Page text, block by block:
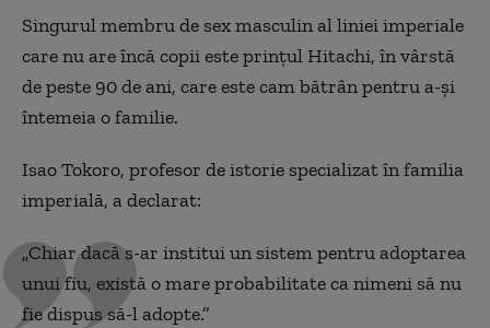
Singurul membru de sex masculin al liniei imperiale
care nu are încă copii este prințul Hitachi, în vârstă
de peste 90 de ani, care este cam bătrân pentru a-și
întemeia o familie.
Isao Tokoro, profesor de istorie specializat în familia
imperială, a declarat:
„Chiar dacă s-ar institui un sistem pentru adoptarea
unui fiu, există o mare probabilitate ca nimeni să nu
fie dispus să-l adopte.”